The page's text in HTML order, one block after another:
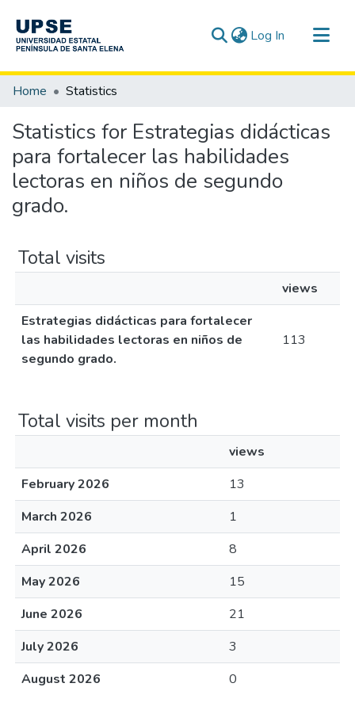
Log In (current)
Communities & Collections
Home Statistics
Statistics for Estrategias didácticas
para fortalecer las habilidades
lectoras en niños de segundo
grado.
Total visits
views
Estrategias didácticas para fortalecer
las habilidades lectoras en niños de
segundo grado.
113
Total visits per month
views
February 2026
13
March 2026
1
April 2026
8
May 2026
15
June 2026
21
July 2026
3
August 2026
0